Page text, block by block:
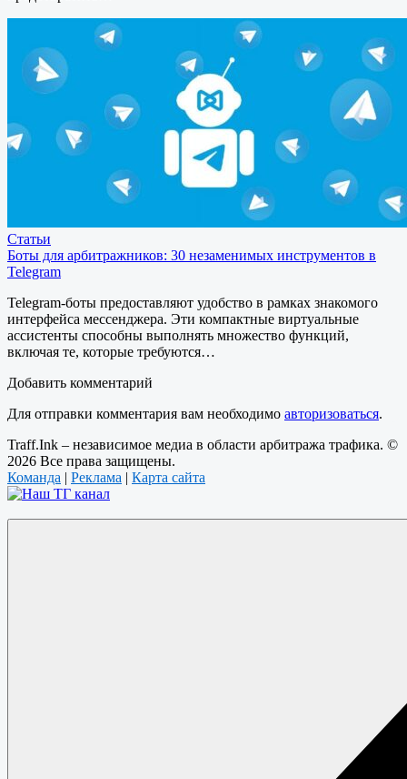
Статьи
Боты для арбитражников: 30 незаменимых инструментов в
Telegram
Telegram-боты предоставляют удобство в рамках знакомого
интерфейса мессенджера. Эти компактные виртуальные
ассистенты способны выполнять множество функций,
включая те, которые требуются…
Добавить комментарий
Для отправки комментария вам необходимо авторизоваться.
Traff.Ink – независимое медиа в области арбитража трафика. ©
2026 Все права защищены.
Команда | Реклама | Карта сайта